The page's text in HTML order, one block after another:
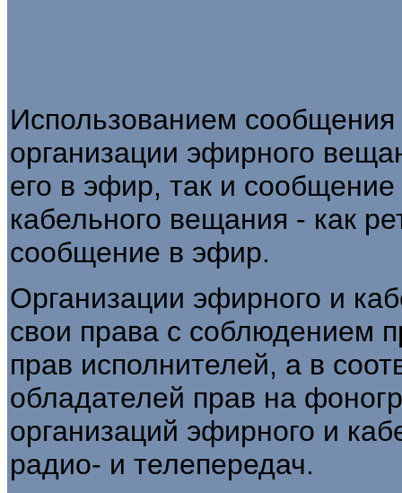
Использованием
организации эфирного
его в эфир, так и
кабельного вещания - как
сообщение в эфир.
Организации эфирного и
свои права с соблюдением
прав исполнителей, а в
обладателей прав на
организаций эфирного и
радио- и телепередач.